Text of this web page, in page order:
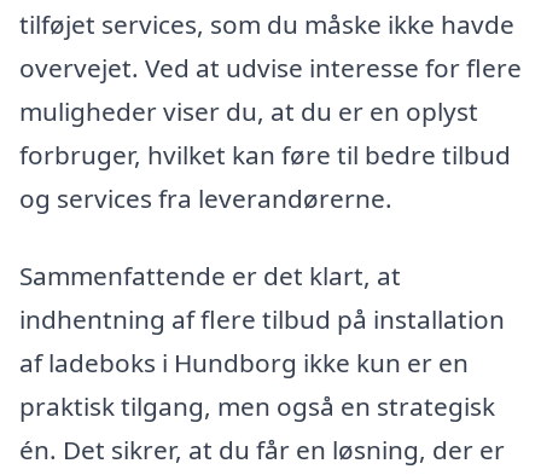
tilføjet services, som du måske ikke havde
overvejet. Ved at udvise interesse for flere
muligheder viser du, at du er en oplyst
forbruger, hvilket kan føre til bedre tilbud
og services fra leverandørerne.
Sammenfattende er det klart, at
indhentning af flere tilbud på installation
af ladeboks i Hundborg ikke kun er en
praktisk tilgang, men også en strategisk
én. Det sikrer, at du får en løsning, der er